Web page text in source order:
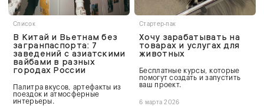
Список
В Китай и Вьетнам без
загранпаспорта: 7
заведений с азиатскими
вайбами в разных
городах России
Палитра вкусов, артефакты из
поездок и атмосферные
интерьеры.
Стартер-пак
Хочу зарабатывать на
товарах и услугах для
животных
Бесплатные курсы, которые
помогут создать и запустить
ваш проект.
6 марта 2026